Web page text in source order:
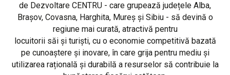
de Dezvoltare CENTRU - care grupează județele Alba,
Brașov, Covasna, Harghita, Mureș și Sibiu - să devină o
regiune mai curată, atractivă pentru
locuitorii săi și turiști, cu o economie competitivă bazată
pe cunoaștere și inovare, în care grija pentru mediu și
utilizarea rațională și durabilă a resurselor să contribuie la